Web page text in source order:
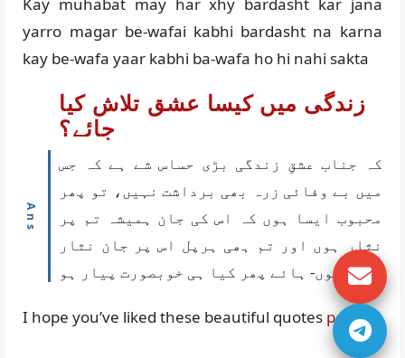
Kay muhabat may har xhy bardasht kar jana
yarro magar be-wafai kabhi bardasht na karna
kay be-wafa yaar kabhi ba-wafa ho hi nahi sakta
زندگی میں کیسا عشق تلاش کیا
جائے؟
کہ جناب عشقِ زندگی بڑی حساس شے ہے کہ جس
میں بے وفائی زرہ بھی برداشت نہیں، تو پھر
محبوب ایسا ہوں کہ اس کی جان ہمیشہ تم پر
نثار ہوں اور تم ہھی ہرپل اس پر جان نثار
ہوں- ہائے پھر کیا ہی خوبصورت پیار ہو
I hope you’ve liked these beautiful quotes poetry .